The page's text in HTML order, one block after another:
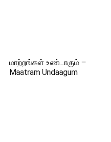
மாற்றங்கள் உண்டாகும் –
Maatram Undaagum